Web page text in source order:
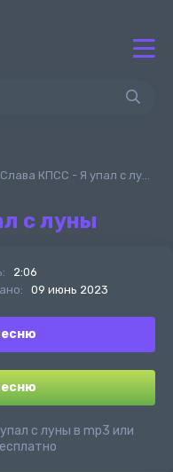
Слава КПСС - Я упал с луны
с луны
2:06
09 июнь 2023
с луны в mp3 или